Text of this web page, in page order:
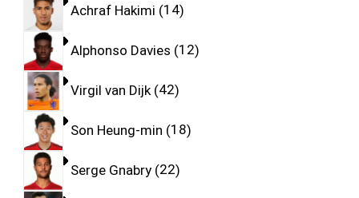
Achraf Hakimi 14
Alphonso Davies 12
Virgil van Dijk 42
Son Heung-min 18
Serge Gnabry 22